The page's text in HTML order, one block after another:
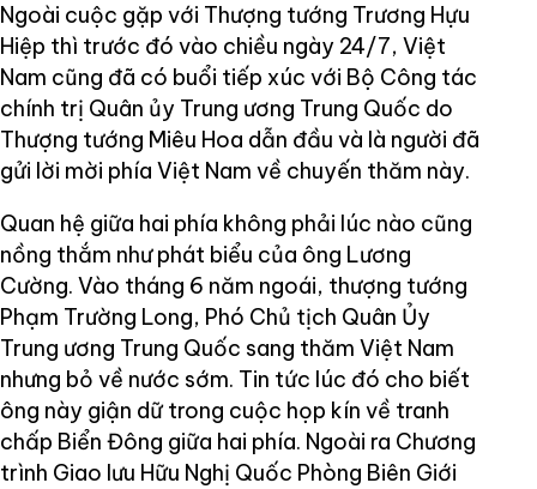
Ngoài cuộc gặp với Thượng tướng Trương Hựu
Hiệp thì trước đó vào chiều ngày 24/7, Việt
Nam cũng đã có buổi tiếp xúc với Bộ Công tác
chính trị Quân ủy Trung ương Trung Quốc do
Thượng tướng Miêu Hoa dẫn đầu và là người đã
gửi lời mời phía Việt Nam về chuyến thăm này.
Quan hệ giữa hai phía không phải lúc nào cũng
nồng thắm như phát biểu của ông Lương
Cường. Vào tháng 6 năm ngoái, thượng tướng
Phạm Trường Long, Phó Chủ tịch Quân Ủy
Trung ương Trung Quốc sang thăm Việt Nam
nhưng bỏ về nước sớm. Tin tức lúc đó cho biết
ông này giận dữ trong cuộc họp kín về tranh
chấp Biển Đông giữa hai phía. Ngoài ra Chương
trình Giao lưu Hữu Nghị Quốc Phòng Biên Giới